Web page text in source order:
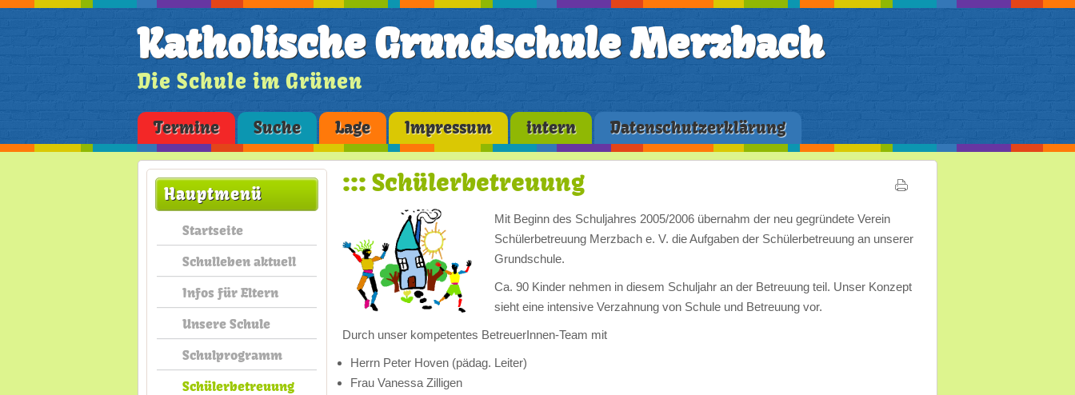
Katholische Grundschule Merzbach
Die Schule im Grünen
Termine Suche Lage Impressum intern Datenschutzerklärung
Hauptmenü
Startseite
Schulleben aktuell
Infos für Eltern
Unsere Schule
Schulprogramm
Schülerbetreuung
::: Schülerbetreuung
Mit Beginn des Schuljahres 2005/2006 übernahm der neu gegründete Verein
Schülerbetreuung Merzbach e. V. die Aufgaben der Schülerbetreuung an unserer
Grundschule.
Ca. 90 Kinder nehmen in diesem Schuljahr an der Betreuung teil. Unser Konzept
sieht eine intensive Verzahnung von Schule und Betreuung vor.
Durch unser kompetentes BetreuerInnen-Team mit
Herrn Peter Hoven (pädag. Leiter)
Frau Vanessa Zilligen